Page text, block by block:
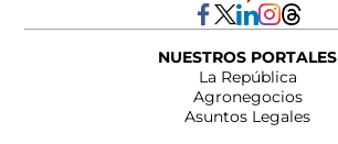
NUESTROS PORTALES
La República
Agronegocios
Asuntos Legales